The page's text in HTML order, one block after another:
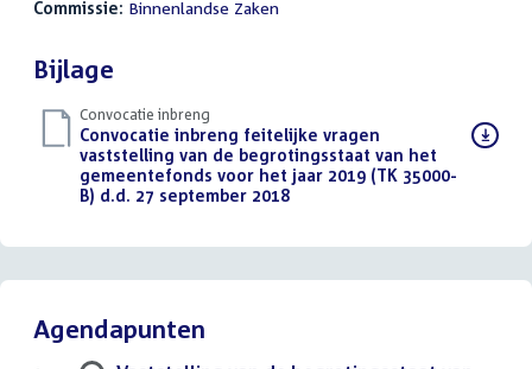
Commissie: Binnenlandse Zaken
Bijlage
Convocatie inbreng
Download
bestand:
Convocatie inbreng feitelijke vragen
vaststelling van de begrotingsstaat van het
gemeentefonds voor het jaar 2019 (TK 35000-
B) d.d. 27 september 2018(PDF)
Agendapunten